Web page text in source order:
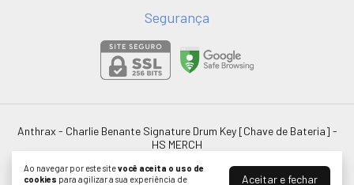
Ao navegar por este sitevocê aceita o uso de
cookies para agilizar a sua experiência de Aceitar e fechar
Segurança
Anthrax - Charlie Benante Signature Drum Key [Chave de Bateria] -
HS MERCH